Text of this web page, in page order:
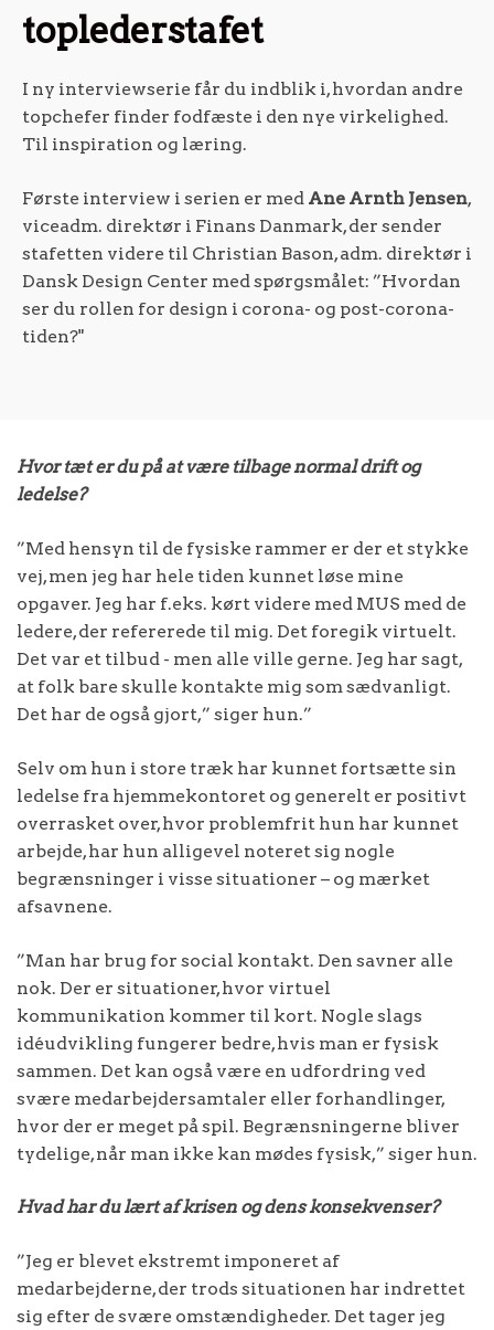
toplederstafet
I ny interviewserie får du indblik i, hvordan andre
topchefer finder fodfæste i den nye virkelighed.
Til inspiration og læring.
Første interview i serien er med Ane Arnth Jensen,
viceadm. direktør i Finans Danmark, der sender
stafetten videre til Christian Bason, adm. direktør i
Dansk Design Center med spørgsmålet: ”Hvordan
ser du rollen for design i corona- og post-corona-
tiden?"
Hvor tæt er du på at være tilbage normal drift og
ledelse?
”Med hensyn til de fysiske rammer er der et stykke
vej, men jeg har hele tiden kunnet løse mine
opgaver. Jeg har f.eks. kørt videre med MUS med de
ledere, der refererede til mig. Det foregik virtuelt.
Det var et tilbud - men alle ville gerne. Jeg har sagt,
at folk bare skulle kontakte mig som sædvanligt.
Det har de også gjort,” siger hun.”
Selv om hun i store træk har kunnet fortsætte sin
ledelse fra hjemmekontoret og generelt er positivt
overrasket over, hvor problemfrit hun har kunnet
arbejde, har hun alligevel noteret sig nogle
begrænsninger i visse situationer – og mærket
afsavnene.
”Man har brug for social kontakt. Den savner alle
nok. Der er situationer, hvor virtuel
kommunikation kommer til kort. Nogle slags
idéudvikling fungerer bedre, hvis man er fysisk
sammen. Det kan også være en udfordring ved
svære medarbejdersamtaler eller forhandlinger,
hvor der er meget på spil. Begrænsningerne bliver
tydelige, når man ikke kan mødes fysisk,” siger hun.
Hvad har du lært af krisen og dens konsekvenser?
”Jeg er blevet ekstremt imponeret af
medarbejderne, der trods situationen har indrettet
sig efter de svære omstændigheder. Det tager jeg